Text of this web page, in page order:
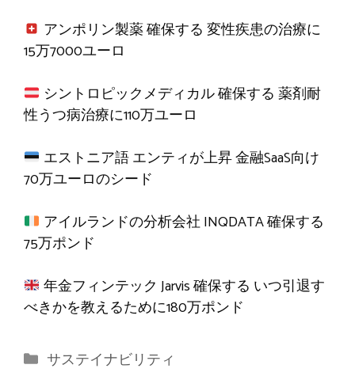
アンポリン製薬確保する 変性疾患の治療に
15万7000ユーロ
シントロピックメディカル確保する 薬剤耐
性うつ病治療に110万ユーロ
エストニア語エンティが上昇金融SaaS向け
70万ユーロのシード
アイルランドの分析会社 INQDATA確保する
75万ポンド
年金フィンテック Jarvis確保する いつ引退す
べきかを教えるために180万ポンド
カ
サステイナビリティ